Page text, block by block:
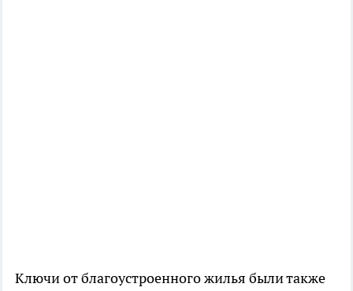
Ключи от благоустроенного жилья были также